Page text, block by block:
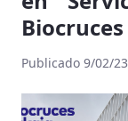
Publicado 9/02/23